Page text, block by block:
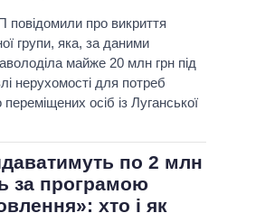
про викриття
групи, яка, за даними
майже 20 млн грн під
нерухомості для потреб
осіб із Луганської
по 2 млн
за програмою
хто і як